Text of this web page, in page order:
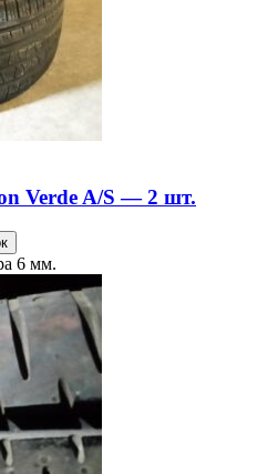
Verde A/S — 2 шт.
6 мм.